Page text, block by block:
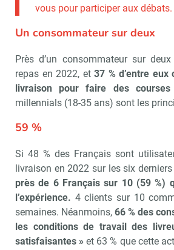
vous pour participer aux débats.
Un consommateur sur deux
Près d’un consommateur sur
repas en 2022, et 37 % d’entre
livraison pour faire des courses
millennials (18-35 ans) sont les
59 %
Si 48 % des Français sont
livraison en 2022 sur les six
près de 6 Français sur 10 (59 %)
l’expérience. 4 clients sur 10
semaines. Néanmoins, 66 % des
les conditions de travail des
satisfaisantes » et 63 % que cette